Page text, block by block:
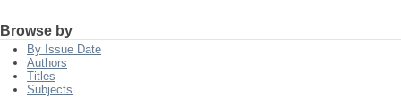
Browse by
By Issue Date
Authors
Titles
Subjects